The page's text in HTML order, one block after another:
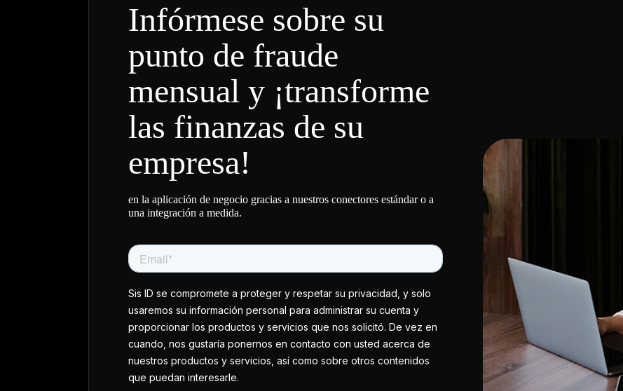
Infórmese sobre su
punto de fraude
mensual y ¡transforme
las finanzas de su
empresa!
en la aplicación de negocio gracias a nuestros conectores estándar o a
una integración a medida.